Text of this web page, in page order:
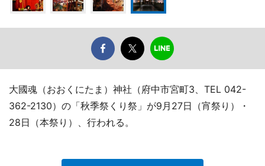
大國魂（おおくにたま）神社（府中市宮町3、TEL 042-
362-2130）の「秋季祭くり祭」が9月27日（宵祭り）・
28日（本祭り）、行われる。